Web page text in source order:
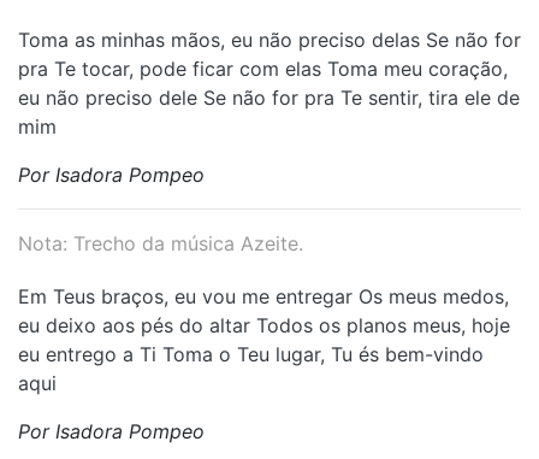
Toma as minhas mãos, eu não preciso delas Se não for
pra Te tocar, pode ficar com elas Toma meu coração,
eu não preciso dele Se não for pra Te sentir, tira ele de
mim
Por Isadora Pompeo
Nota: Trecho da música Azeite.
Em Teus braços, eu vou me entregar Os meus medos,
eu deixo aos pés do altar Todos os planos meus, hoje
eu entrego a Ti Toma o Teu lugar, Tu és bem-vindo
aqui
Por Isadora Pompeo